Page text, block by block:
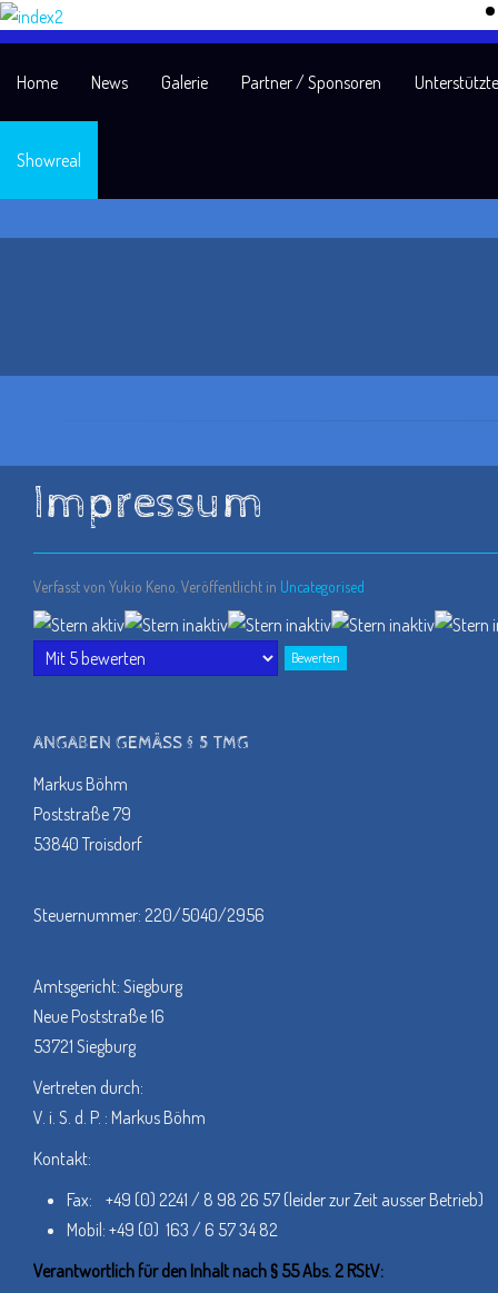
Home News Galerie Partner / Sponsoren
Showreal
Impressum
Verfasst von Yukio Keno. Veröffentlicht in Uncategorised
Bewertung:1/5
Bitte
ANGABEN GEMÄSS § 5 TMG
Markus Böhm
Poststraße 79
53840 Troisdorf
Steuernummer: 220/5040/2956
Amtsgericht: Siegburg
Neue Poststraße 16
53721 Siegburg
Vertreten durch:
V. i. S. d. P. : Markus Böhm
Kontakt:
Fax: +49 (0) 2241 / 8 98 26 57 (leider zur Zeit ausser Betrieb)
Mobil: +49 (0) 163 / 6 57 34 82
Verantwortlich für den Inhalt nach § 55 Abs. 2 RStV: